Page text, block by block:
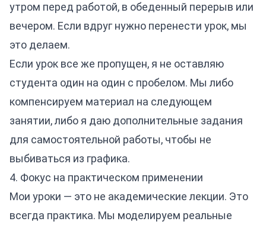
утром перед работой, в обеденный перерыв или
вечером. Если вдруг нужно перенести урок, мы
это делаем.
Если урок все же пропущен, я не оставляю
студента один на один с пробелом. Мы либо
компенсируем материал на следующем
занятии, либо я даю дополнительные задания
для самостоятельной работы, чтобы не
выбиваться из графика.
4. Фокус на практическом применении
Мои уроки — это не академические лекции. Это
всегда практика. Мы моделируем реальные